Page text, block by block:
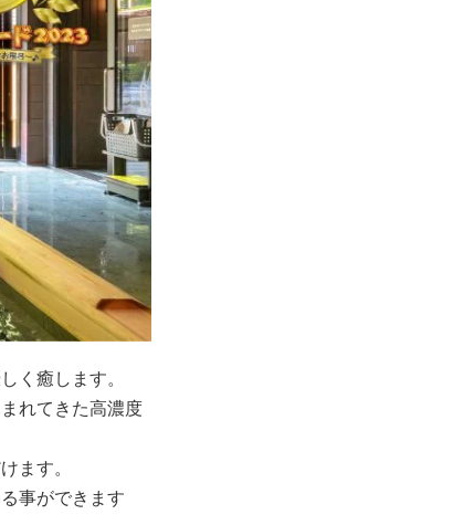
く癒します。
れてきた高濃度
ます。
事ができます